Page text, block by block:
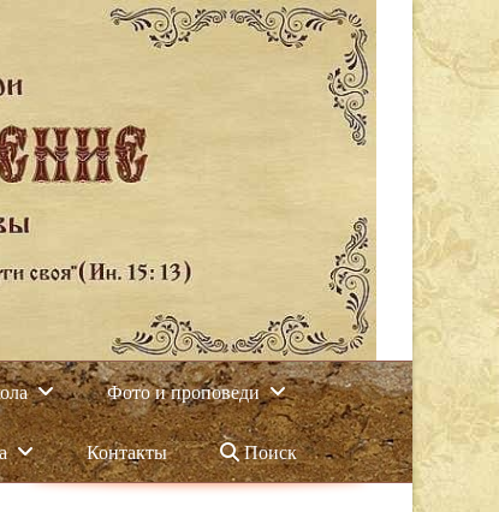
Фото и проповеди
Контакты Поиск